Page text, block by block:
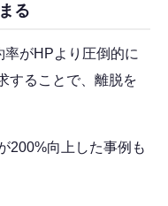
る
率がHPより圧倒的に
することで、離脱を
200%向上した事例も